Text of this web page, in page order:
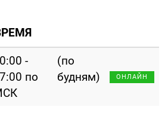
-
по
(по
будням)
ОНЛАЙН